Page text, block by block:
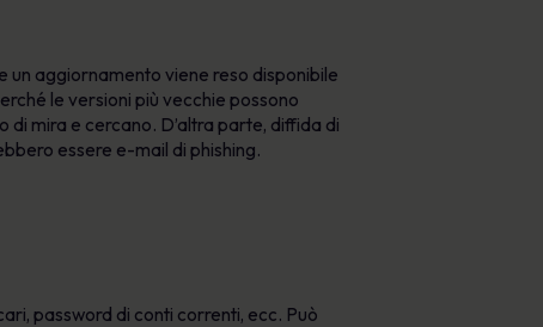
un aggiornamento viene reso disponibile
le versioni più vecchie possono
mira e cercano. D’altra parte, diffida di
essere e-mail di phishing.
password di conti correnti, ecc. Può